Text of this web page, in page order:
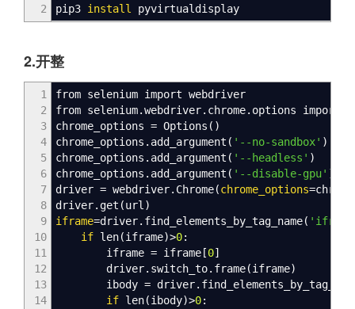
2
pip3 install pyvirtualdisplay
2.开整
1
2
3
4
5
6
7
8
9
10
11
12
13
14
from selenium import webdriver
from selenium.webdriver.chrome.options import
chrome_options = Options ( )
chrome_options.add_argument ( '--no-sandbox' )
chrome_options.add_argument ( '--headless' )
chrome_options.add_argument ( '--disable-gpu' )
driver = webdriver.Chrome(chrome_options
driver.get (url)
iframe=driver.find_elements_by_tag_name(
if len(iframe)>0:
iframe = iframe [0]
driver.switch_to.frame(iframe)
ibody =
if len(ibody)>0: